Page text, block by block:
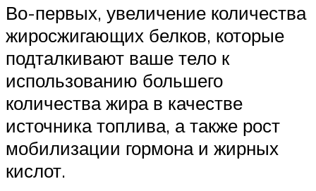
Во-первых, увеличение количества
жиросжигающих белков, которые
подталкивают ваше тело к
использованию большего
количества жира в качестве
источника топлива, а также рост
мобилизации гормона и жирных
кислот.